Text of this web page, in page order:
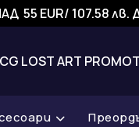
55 EUR/ 107.58
LOST ART